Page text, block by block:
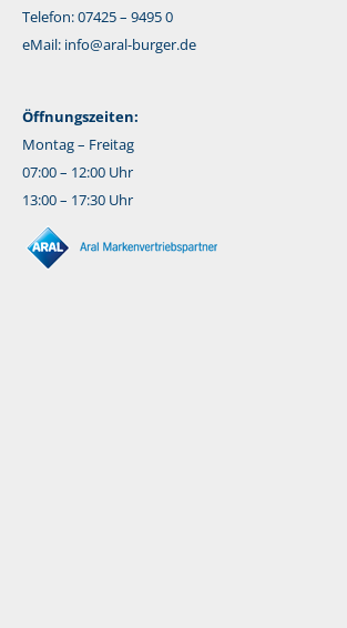
Telefon: 07425 – 9495 0
eMail: info@aral-burger.de
Öffnungszeiten:
Montag – Freitag
07:00 – 12:00 Uhr
13:00 – 17:30 Uhr